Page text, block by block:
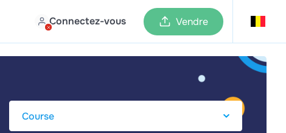
Connectez-vous Vendre